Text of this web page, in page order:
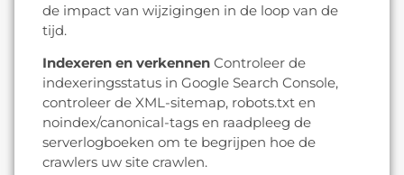
de impact van wijzigingen in de loop van de
tijd.
Indexeren en verkennen Controleer de
indexeringsstatus in Google Search Console,
controleer de XML-sitemap, robots.txt en
noindex/canonical-tags en raadpleeg de
serverlogboeken om te begrijpen hoe de
crawlers uw site crawlen.